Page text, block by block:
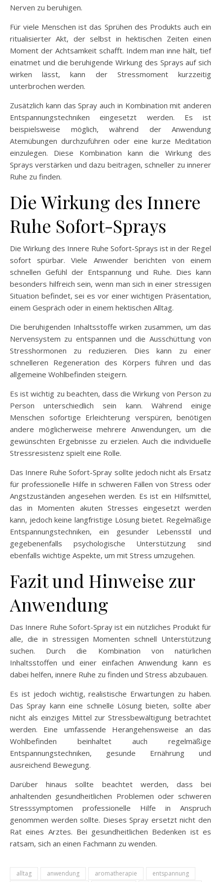
Nerven zu beruhigen.
Für viele Menschen ist das Sprühen des Produkts auch ein
ritualisierter Akt, der selbst in hektischen Zeiten einen
Moment der Achtsamkeit schafft. Indem man inne hält, tief
einatmet und die beruhigende Wirkung des Sprays auf sich
wirken lässt, kann der Stressmoment kurzzeitig
unterbrochen werden.
Zusätzlich kann das Spray auch in Kombination mit anderen
Entspannungstechniken eingesetzt werden. Es ist
beispielsweise möglich, während der Anwendung
Atemübungen durchzuführen oder eine kurze Meditation
einzulegen. Diese Kombination kann die Wirkung des
Sprays verstärken und dazu beitragen, schneller zu innerer
Ruhe zu finden.
Die Wirkung des Innere
Ruhe Sofort-Sprays
Die Wirkung des Innere Ruhe Sofort-Sprays ist in der Regel
sofort spürbar. Viele Anwender berichten von einem
schnellen Gefühl der Entspannung und Ruhe. Dies kann
besonders hilfreich sein, wenn man sich in einer stressigen
Situation befindet, sei es vor einer wichtigen Präsentation,
einem Gespräch oder in einem hektischen Alltag.
Die beruhigenden Inhaltsstoffe wirken zusammen, um das
Nervensystem zu entspannen und die Ausschüttung von
Stresshormonen zu reduzieren. Dies kann zu einer
schnelleren Regeneration des Körpers führen und das
allgemeine Wohlbefinden steigern.
Es ist wichtig zu beachten, dass die Wirkung von Person zu
Person unterschiedlich sein kann. Während einige
Menschen sofortige Erleichterung verspüren, benötigen
andere möglicherweise mehrere Anwendungen, um die
gewünschten Ergebnisse zu erzielen. Auch die individuelle
Stressresistenz spielt eine Rolle.
Das Innere Ruhe Sofort-Spray sollte jedoch nicht als Ersatz
für professionelle Hilfe in schweren Fällen von Stress oder
Angstzuständen angesehen werden. Es ist ein Hilfsmittel,
das in Momenten akuten Stresses eingesetzt werden
kann, jedoch keine langfristige Lösung bietet. Regelmäßige
Entspannungstechniken, ein gesunder Lebensstil und
gegebenenfalls psychologische Unterstützung sind
ebenfalls wichtige Aspekte, um mit Stress umzugehen.
Fazit und Hinweise zur
Anwendung
Das Innere Ruhe Sofort-Spray ist ein nützliches Produkt für
alle, die in stressigen Momenten schnell Unterstützung
suchen. Durch die Kombination von natürlichen
Inhaltsstoffen und einer einfachen Anwendung kann es
dabei helfen, innere Ruhe zu finden und Stress abzubauen.
Es ist jedoch wichtig, realistische Erwartungen zu haben.
Das Spray kann eine schnelle Lösung bieten, sollte aber
nicht als einziges Mittel zur Stressbewältigung betrachtet
werden. Eine umfassende Herangehensweise an das
Wohlbefinden beinhaltet auch regelmäßige
Entspannungstechniken, gesunde Ernährung und
ausreichend Bewegung.
Darüber hinaus sollte beachtet werden, dass bei
anhaltenden gesundheitlichen Problemen oder schweren
Stresssymptomen professionelle Hilfe in Anspruch
genommen werden sollte. Dieses Spray ersetzt nicht den
Rat eines Arztes. Bei gesundheitlichen Bedenken ist es
ratsam, sich an einen Fachmann zu wenden.
alltag anwendung aromatherapie
entspannung